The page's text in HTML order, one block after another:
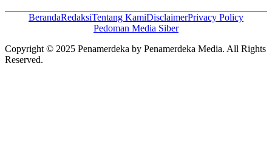
BerandaRedaksiTentang KamiDisclaimerPrivacy Policy
Pedoman Media Siber
Copyright © 2025 Penamerdeka by Penamerdeka Media. All Rights
Reserved.